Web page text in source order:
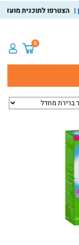
לתוכנית מועדון
0